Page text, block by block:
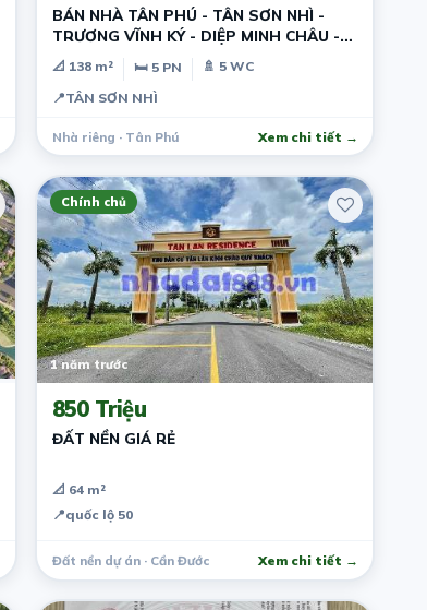
BÁN NHÀ TÂN PHÚ - TÂN SƠN NHÌ -
TRƯƠNG VĨNH KÝ - DIỆP MINH CHÂU -
5,5*25M .
📐 138 m² 🛏 5 PN
🚿 5 WC
📍TÂN SƠN NHÌ
Nhà riêng · Tân Phú Xem chi tiết →
Chính chủ
1 năm trước
850 Triệu
ĐẤT NỀN GIÁ RẺ
📐 64 m²
📍quốc lộ 50
Đất nền dự án · Cần Đước Xem chi tiết →